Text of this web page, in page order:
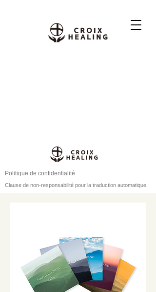
Politique de confidentialité
Clause de non-responsabilité pour la traduction automatique